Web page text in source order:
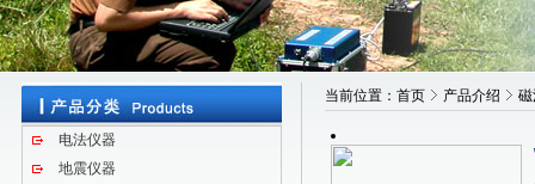
电法仪器
地震仪器
当前位置： 首页 产品介绍